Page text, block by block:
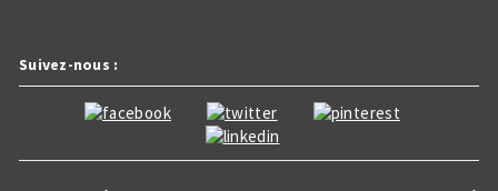
Suivez-nous :